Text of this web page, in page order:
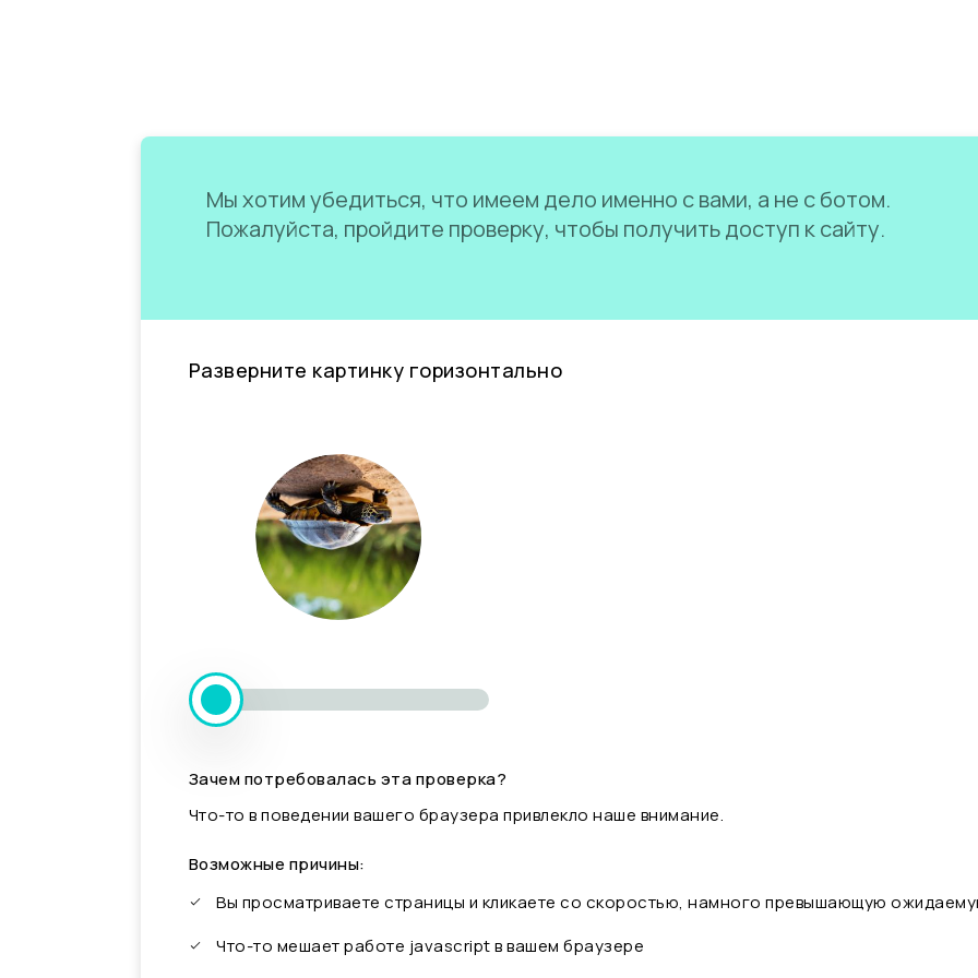
Мы хотим убедиться, что имеем дело именно с вами, а не с ботом.
Пожалуйста, пройдите проверку, чтобы получить доступ к сайту.
Разверните картинку горизонтально
Зачем потребовалась эта проверка?
Что-то в поведении вашего браузера привлекло наше внимание.
Возможные причины:
Вы просматриваете страницы и кликаете со скоростью, намного превышающую
Что-то мешает работе javascript в вашем браузере